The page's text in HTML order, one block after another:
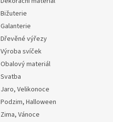
Bižuterie
Galanterie
Dřevěné výřezy
Výroba svíček
Obalový materiál
Svatba
Jaro, Velikonoce
Podzim, Halloween
Zima, Vánoce